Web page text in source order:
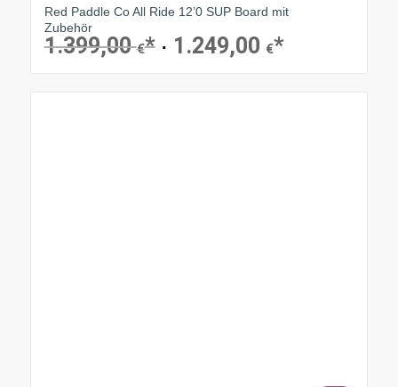
Red Paddle Co All Ride 12’0 SUP Board mit
Zubehör
1.399,00€
Ursprünglicher
1.249,00 €
Aktueller